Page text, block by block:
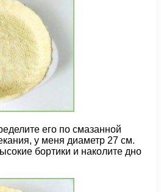
его по смазанной
у меня диаметр 27 см.
бортики и наколите дно